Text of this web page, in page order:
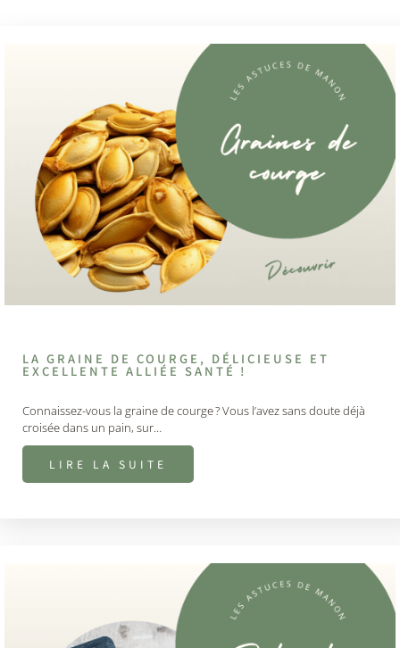
LA GRAINE DE COURGE, DÉLICIEUSE ET
EXCELLENTE ALLIÉE SANTÉ !
Connaissez-vous la graine de courge ? Vous l’avez sans doute déjà
croisée dans un pain, sur…
LIRE LA SUITE